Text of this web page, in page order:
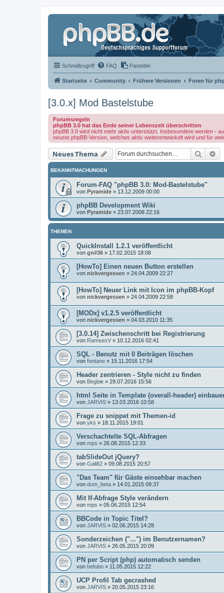
Schnellzugriff FAQ Pastebin
Startseite Community Frühere Versionen Foren für
[3.0.x] Mod Bastelstube
Forumsregeln
phpBB 3.0 hat das Ende seiner Lebenszeit überschritten
phpBB 3.0 wird nicht mehr aktiv unterstützt. Insbesondere werden -
neuste phpBB-Version, welches aktiv weiterentwickelt wird und für
Neues Thema Suche
BEKANNTMACHUNGEN
Forum-FAQ "phpBB 3.0: Mod-Bastelstube"
von Pyramide » 13.12.2009 00:00
phpBB Development Wiki
von Pyramide » 23.07.2008 22:16
THEMEN
QuickInstall 1.2.1 veröffentlicht
von gn#36 » 17.02.2015 18:08
[HowTo] Einen neuen Button erstellen
von nickvergessen » 24.04.2009 22:27
[HowTo] Neuer Link mit Icon im phpBB-Kopf
von nickvergessen » 24.04.2009 22:58
[MODx] v1.2.5 veröffentlicht
von nickvergessen » 04.03.2010 11:35
[3.0.14] Zwischenschritt bei Registrierung
von RamsesV » 10.12.2016 02:41
SQL - Benutz mit 0 Beiträgen löschen
von fontane » 15.11.2016 17:54
Header zentrieren - Style nicht zu finden
von Begbie » 29.07.2016 15:56
html Seite in Template (overall-header)
von JARVIS » 13.03.2016 10:58
Frage zu snippet mit Themen-id
von yks » 18.11.2015 19:01
Verschachtelte SQL-Abfragen
von mps » 26.08.2015 12:33
tabSlideOut jQuery?
von Gali82 » 09.08.2015 20:57
"Das Team" für Gäste einsehbar machen
von dom_beta » 14.01.2015 09:37
Mit If-Abfrage Style verändern
von mps » 05.06.2015 12:54
BBCode in Topic Titel?
von JARVIS » 02.06.2015 14:28
Sonderzeichen ("...") im Benutzernamen?
von JARVIS » 26.05.2015 20:09
PN per Script (php) automatisch senden
von befubo » 11.05.2015 12:22
UCP Profil Tab gecrashed
von JARVIS » 20.05.2015 23:16